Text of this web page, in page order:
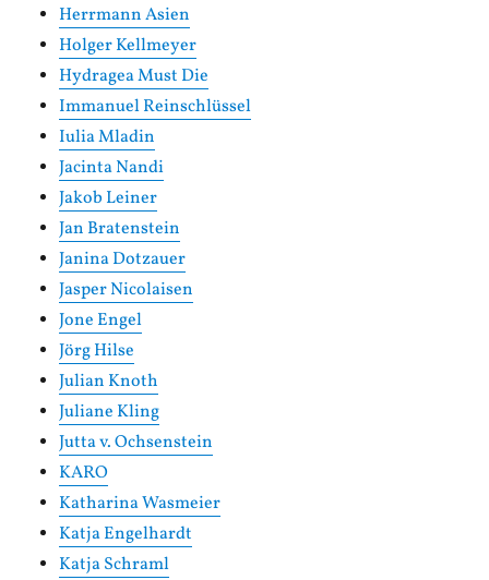
Herrmann Asien
Holger Kellmeyer
Hydragea Must Die
Immanuel Reinschlüssel
Iulia Mladin
Jacinta Nandi
Jakob Leiner
Jan Bratenstein
Janina Dotzauer
Jasper Nicolaisen
Jone Engel
Jörg Hilse
Julian Knoth
Juliane Kling
Jutta v. Ochsenstein
KARO
Katharina Wasmeier
Katja Engelhardt
Katja Schraml